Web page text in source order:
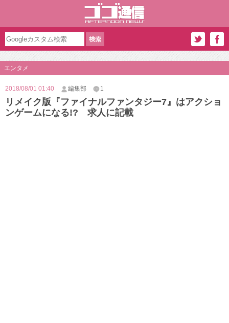
エンタメ
2018/08/01 01:40 編集部 1
リメイク版『ファイナルファンタジー7』はアクショ
ンゲームになる!? 求人に記載